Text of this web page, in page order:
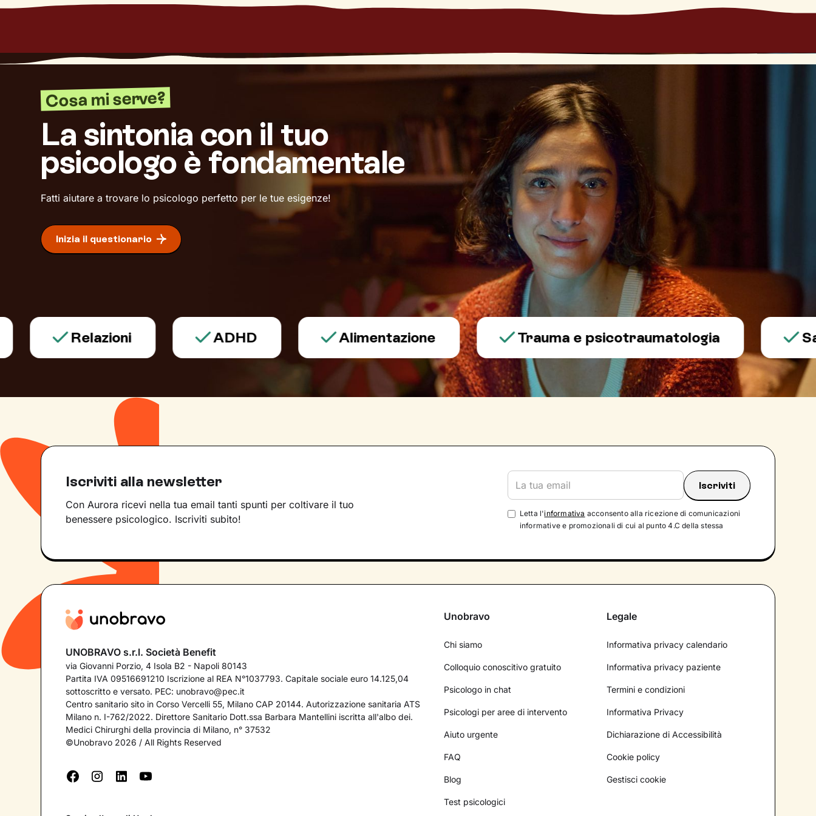
Cosa mi serve?
La sintonia con il tuo
psicologo è fondamentale
Fatti aiutare a trovare lo psicologo perfetto per le tue esigenze!
Inizia il questionario
Relazioni ADHD Alimentazione Trauma e psicotraumatologia Salute
Iscriviti alla newsletter
Con Aurora ricevi nella tua email tanti spunti per coltivare il tuo
benessere psicologico. Iscriviti subito!
Letta l'informativa acconsento alla ricezione di comunicazioni
informative e promozionali di cui al punto 4.C della stessa
UNOBRAVO s.r.l. Società Benefit
via Giovanni Porzio, 4 Isola B2 - Napoli 80143
Partita IVA 09516691210 Iscrizione al REA N°1037793. Capitale sociale euro 14.125,04
sottoscritto e versato. PEC: unobravo@pec.it
Centro sanitario sito in Corso Vercelli 55, Milano CAP 20144. Autorizzazione sanitaria ATS
Milano n. I-762/2022. Direttore Sanitario Dott.ssa Barbara Mantellini iscritta all'albo dei.
Medici Chirurghi della provincia di Milano, n° 37532
©Unobravo 2026 / All Rights Reserved
Unobravo
Chi siamo
Colloquio conoscitivo gratuito
Psicologo in chat
Psicologi per aree di intervento
Aiuto urgente
FAQ
Blog
Test psicologici
Legale
Informativa privacy calendario
Informativa privacy paziente
Termini e condizioni
Informativa Privacy
Dichiarazione di Accessibilità
Cookie policy
Gestisci cookie